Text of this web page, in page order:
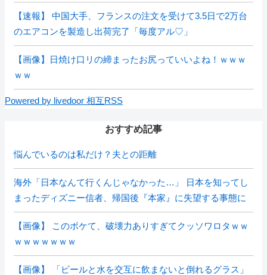
【速報】 中国大手、フランスの注文を受けて3.5日で2万台
のエアコンを製造し出荷完了「毎度アル♡」
【画像】日焼け口リの締まったお尻っていいよね！ｗｗｗ
ｗｗ
Powered by livedoor 相互RSS
おすすめ記事
悩んでいるのは私だけ？夫との距離
海外「日本なんて行くんじゃなかった…」 日本を知ってし
まったディズニー信者、帰国後『本家』に失望する事態に
【画像】 このボケて、破壊力ありすぎてクッソワロタｗｗ
ｗｗｗｗｗｗｗ
【画像】 「ビールと水を交互に飲まないと倒れるグラス」